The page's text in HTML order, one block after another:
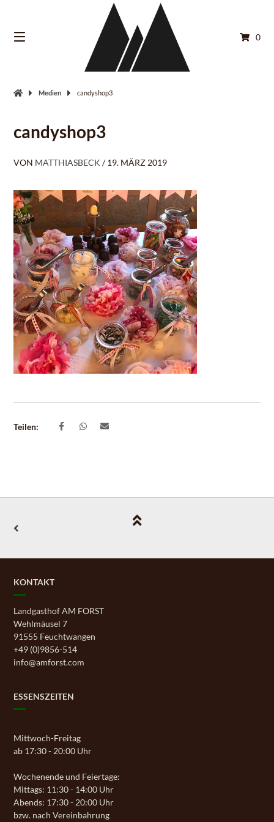
Inhalt
0
Medien candyshop3
candyshop3
VON MATTHIASBECK / 19. MÄRZ 2019
Teilen:
KONTAKT
Landgasthof AM FORST
Wehlmäusel 7
91555 Feuchtwangen
+49 (0)9856-514
info@amforst.com
ESSENSZEITEN
Mittwoch-Freitag
ab 17:30 - 20:00 Uhr
Wochenende und Feiertage:
Mittags: 11:30 - 14:00 Uhr
Abends: 17:30 - 20:00 Uhr
bzw. nach Vereinbahrung